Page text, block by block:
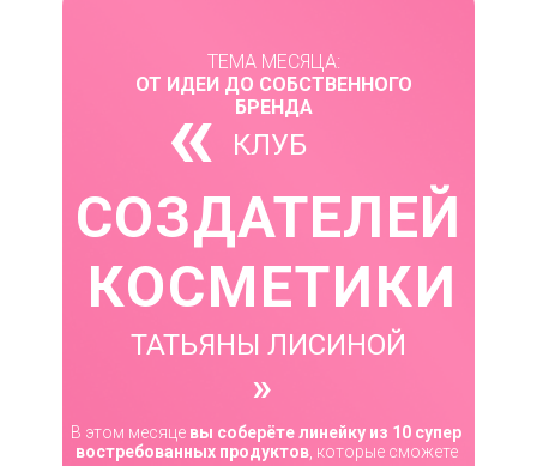
ТАТЬЯНЫ ЛИСИНОЙ
КЛУБ
«
«
КОСМЕТИКИ
СОЗДАТЕЛЕЙ
ТЕМА МЕСЯЦА:
ОТ ИДЕИ ДО СОБСТВЕННОГО
БРЕНДА
В этом месяце вы соберёте линейку из 10 супер
востребованных продуктов, которые сможете